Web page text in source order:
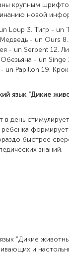
крупным
новой
Loup 3. Тигр - un
- un Ours
- un Serpent 12.
- un
un Papillon 19.
язык "Дикие
стимулирует
ребёнка
быстрее
знаний.
"Дикие
и